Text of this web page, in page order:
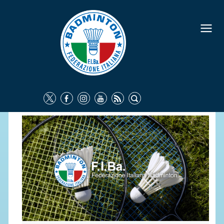
FEDERAZIONE
IDENTITÀ
COMMISSIONI FEDERALI
ORGANI TERRITORIALI
SOCIETÀ SPORTIVE
CARTE FEDERALI
ATTI UFFICIALI
TUTELA DELLA SALUTE -
ANTIDOPING
COMUNICAZIONE E MARKETING